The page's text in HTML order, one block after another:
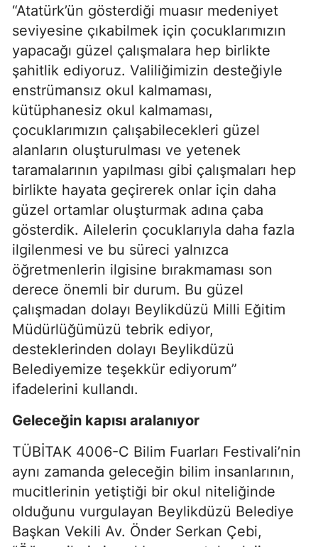
“Atatürk’ün gösterdiği muasır medeniyet
seviyesine çıkabilmek için çocuklarımızın
yapacağı güzel çalışmalara hep birlikte
şahitlik ediyoruz. Valiliğimizin desteğiyle
enstrümansız okul kalmaması,
kütüphanesiz okul kalmaması,
çocuklarımızın çalışabilecekleri güzel
alanların oluşturulması ve yetenek
taramalarının yapılması gibi çalışmaları hep
birlikte hayata geçirerek onlar için daha
güzel ortamlar oluşturmak adına çaba
gösterdik. Ailelerin çocuklarıyla daha fazla
ilgilenmesi ve bu süreci yalnızca
öğretmenlerin ilgisine bırakmaması son
derece önemli bir durum. Bu güzel
çalışmadan dolayı Beylikdüzü Milli Eğitim
Müdürlüğümüzü tebrik ediyor,
desteklerinden dolayı Beylikdüzü
Belediyemize teşekkür ediyorum”
ifadelerini kullandı.
Geleceğin kapısı aralanıyor
TÜBİTAK 4006-C Bilim Fuarları Festivali’nin
aynı zamanda geleceğin bilim insanlarının,
mucitlerinin yetiştiği bir okul niteliğinde
olduğunu vurgulayan Beylikdüzü Belediye
Başkan Vekili Av. Önder Serkan Çebi,